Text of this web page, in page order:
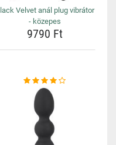
Velvet anál plug vibrátor
- közepes
9790 Ft